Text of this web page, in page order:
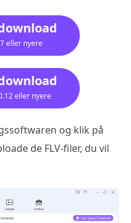
eller nyere
eller nyere
og klik på
de FLV-filer, du vil